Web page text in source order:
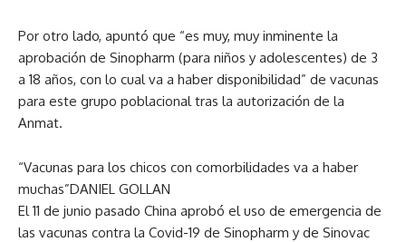
Por otro lado, apuntó que “es muy, muy inminente la
aprobación de Sinopharm (para niños y adolescentes) de 3
a 18 años, con lo cual va a haber disponibilidad” de vacunas
para este grupo poblacional tras la autorización de la
Anmat.
“Vacunas para los chicos con comorbilidades va a haber
muchas”DANIEL GOLLAN
El 11 de junio pasado China aprobó el uso de emergencia de
las vacunas contra la Covid-19 de Sinopharm y de Sinovac